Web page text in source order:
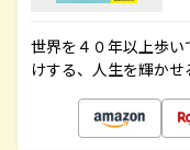
世界を４０年以上歩
けする、人生を輝か